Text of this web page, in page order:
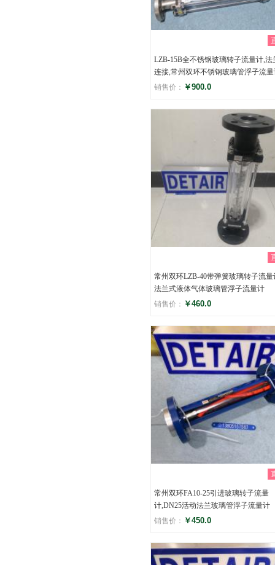
LZB-15B全不锈钢玻璃转子流量计,法
连接,常州双环不锈钢玻璃管浮子流
销售价： ￥900.0
评分
常州双环LZB-40带弹簧玻璃转子流量
法兰式液体气体玻璃管浮子流量计
销售价： ￥460.0
评分
()
常州双环FA10-25引进玻璃转子流量
计,DN25活动法兰玻璃管浮子流量计
销售价： ￥450.0
评分
()